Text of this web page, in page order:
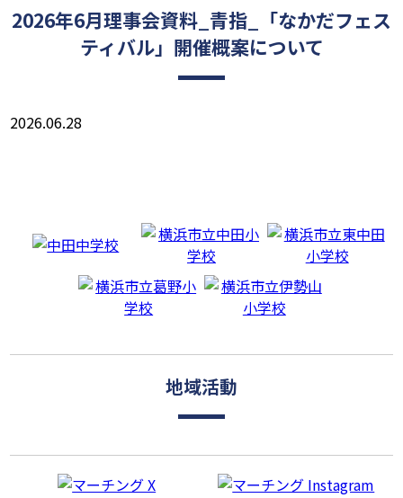
2026年6月理事会資料_青指_「なかだフェス
ティバル」開催概案について
2026.06.28
地域活動